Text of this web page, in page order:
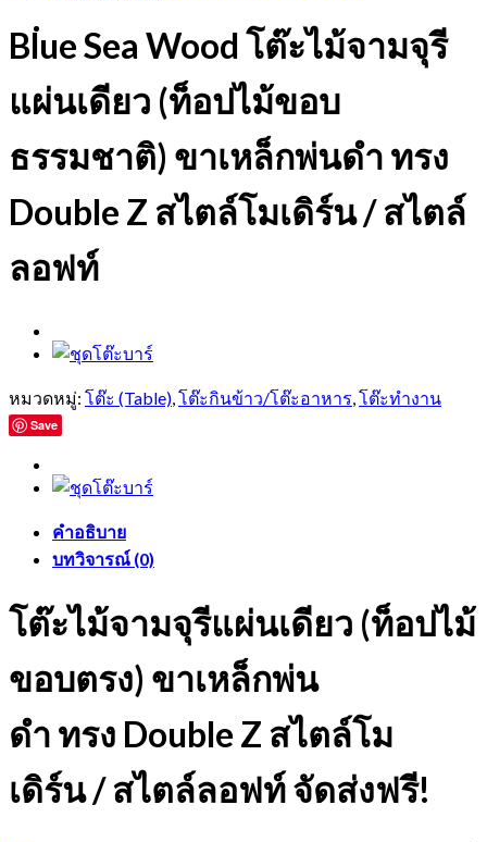
Blue Sea Wood โต๊ะไม้จามจุรี
แผ่นเดียว (ท็อปไม้ขอบ
ธรรมชาติ) ขาเหล็กพ่นดำ ทรง
Double Z สไตล์โมเดิร์น / สไตล์
ลอฟท์
หมวดหมู่: โต๊ะ (Table),โต๊ะกินข้าว/โต๊ะอาหาร,โต๊ะทำงาน
Save
คำอธิบาย
บทวิจารณ์ (0)
โต๊ะไม้จามจุรีแผ่นเดียว (ท็อปไม้
ขอบตรง) ขาเหล็กพ่น
ดำ ทรง Double Z สไตล์โม
เดิร์น / สไตล์ลอฟท์ จัดส่งฟรี!